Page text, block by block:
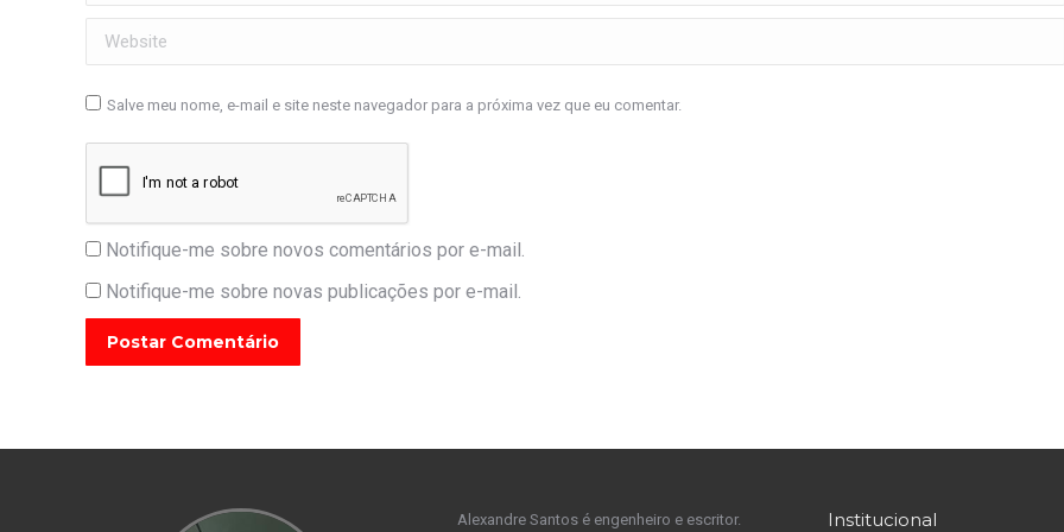
Website
Salve meu nome, e-mail e site neste navegador para a próxima vez que eu comentar.
Notifique-me sobre novos comentários por e-mail.
Notifique-me sobre novas publicações por e-mail.
Postar Comentário
Alexandre Santos é engenheiro e escritor. Institucional